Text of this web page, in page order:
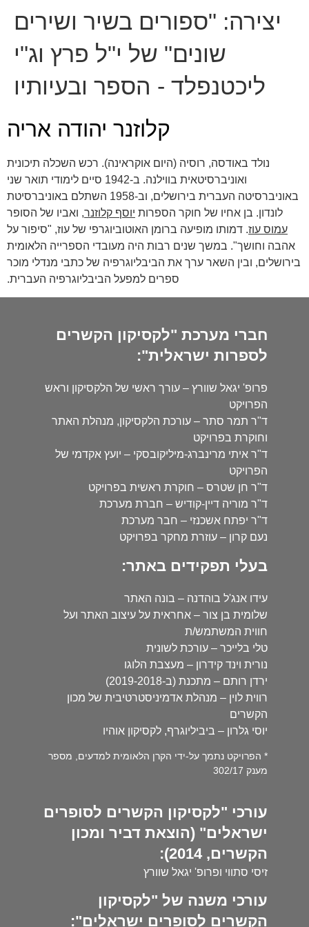
יצירה: "ספורים בשיר ושירים
שונים" של י"ל פרץ וג"י
ליכטנפלד - הספר ובעיותיו
קלוזנר יהודה אריה
נולד באודסה, רוסיה (היום אוקראינה). רכש השכלה תיכונית
ואוניברסיטאית בווילנה. ב-1942 סיים לימודי תואר שני
באוניברסיטה העברית בירושלים, וב-1958 השתלם באוניברסיטת
לונדון. בן אחיו של חוקר הספרות יוסף קלוזנר, ואביו של הסופר
עמוס עוז. דמותו מופיעה ברומן האוטוביוגרפי של עוז, "סיפור על
אהבה וחושך". במשך שנים רבות היה מעובדי הספרייה הלאומית
בירושלים, ובין השאר ערך את הביבליוגרפיה של כתבי מנדלי מוכר
ספרים למפעל הביבליוגרפיה העברית.
חברי מערכת "לקסיקון הקשרים
לספרות ישראלית":
פרופ' יגאל שוורץ – עורך ראשי של הלקסיקון וראש
הפרויקט
ד"ר תמר סתר – עורכת הלקסיקון, מנהלת האתר
וחוקרת בפרויקט
ד"ר איתי מרינברג-מיליקובסקי – יועץ אקדמי של
הפרויקט
ד"ר חן שטרס – חוקרת ראשית בפרויקט
ד"ר מוריה דיין-קודיש – חברת מערכת
ד"ר יפתח אשכנזי – חבר מערכת
נעם קרון – עוזרת מחקר בפרויקט
בעלי תפקידים באתר:
עידו אנג'ל בוהדנה – בונה האתר
שלומית בן צור – אחראית על עיצוב האתר ועל
חווית המשתמש/ת
טלי בלייכר – עורכת לשונית
נורית וינד קידרון – מעצבת הלוגו
ירדן רותם – מתכנת (ב-2019-2018)
רווית לוין – מנהלת אדמיניסטרטיבית של מכון
הקשרים
יוסי גלרון – ביביליוגרף, לקסיקון אוהיו
* הפרויקט נתמך על-ידי הקרן הלאומית למדעים, מספר
מענק 302/17
עורכי "לקסיקון הקשרים לסופרים
ישראלים" (הוצאת דביר ומכון
הקשרים, 2014):
זיסי סתווי ופרופ' יגאל שוורץ
עורכי משנה של "לקסיקון
הקשרים לסופרים ישראלים":